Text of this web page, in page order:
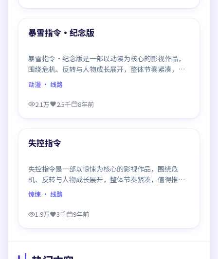
最新
暴雪指令·纪念版
暴雪指令·纪念版是一部以动漫为核心的影视作品，
围绕危机、反转与人物成长展开，整体节奏紧凑，值
得推荐观看。
动漫 · 线路
2.1万 2.5千 8年前
最新
失控指令
失控指令是一部以惊悚为核心的影视作品，围绕危
机、反转与人物成长展开，整体节奏紧凑，值得推荐
观看。
惊悚 · 线路
1.9万 3千 9年前